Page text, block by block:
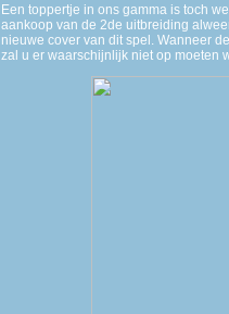
Een toppertje in ons gamma is toch
aankoop van de 2de uitbreiding
nieuwe cover van dit spel. Wanneer
zal u er waarschijnlijk niet op moeten